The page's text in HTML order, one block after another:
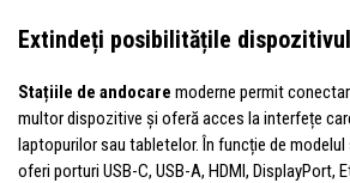
Extindeți posibilitățile
Stațiile de andocare moderne permit
multor dispozitive și oferă acces la interfețe
laptopurilor sau tabletelor. În funcție de
oferi porturi USB-C, USB-A, HDMI, DisplayPort,